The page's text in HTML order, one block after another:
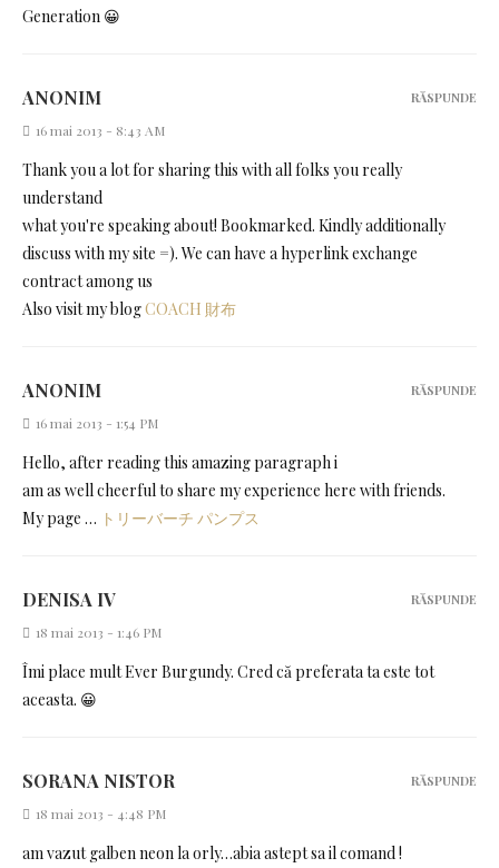
Generation 😀
ANONIM
16 mai 2013 - 8:43 AM
Thank you a lot for sharing this with all folks you really
understand
what you're speaking about! Bookmarked. Kindly additionally
discuss with my site =). We can have a hyperlink exchange
contract among us
Also visit my blogCOACH 財布
RĂSPUNDE
ANONIM
16 mai 2013 - 1:54 PM
Hello, after reading this amazing paragraph i
am as well cheerful to share my experience here with friends.
My page … トリーバーチ パンプス
RĂSPUNDE
DENISA IV
18 mai 2013 - 1:46 PM
Îmi place mult Ever Burgundy. Cred că preferata ta este tot
aceasta. 😀
RĂSPUNDE
SORANA NISTOR
18 mai 2013 - 4:48 PM
am vazut galben neon la orly…abia astept sa il comand !
RĂSPUNDE